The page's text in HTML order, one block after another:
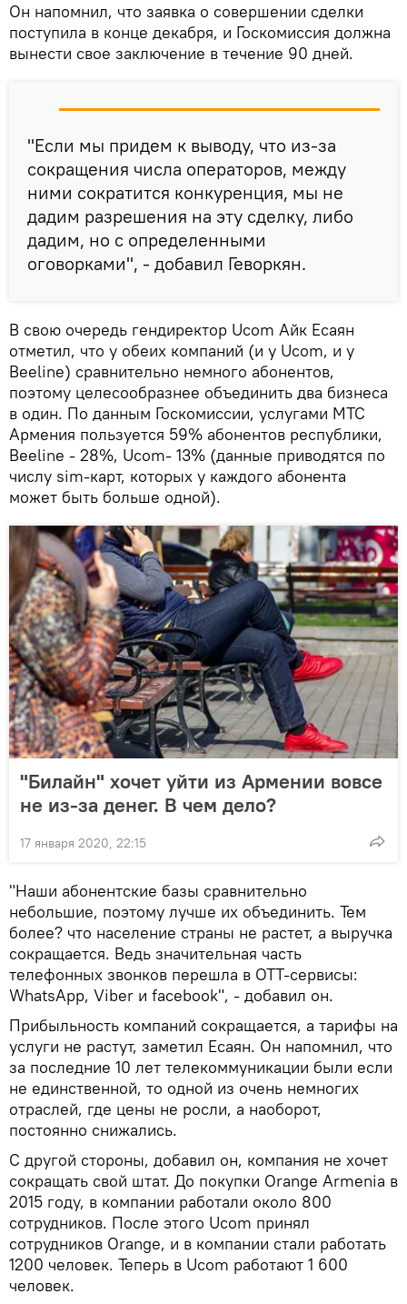
Он напомнил, что заявка о совершении сделки
поступила в конце декабря, и Госкомиссия должна
вынести свое заключение в течение 90 дней.
"Если мы придем к выводу, что из-за
сокращения числа операторов, между
ними сократится конкуренция, мы не
дадим разрешения на эту сделку, либо
дадим, но с определенными
оговорками", - добавил Геворкян.
В свою очередь гендиректор Ucom Айк Есаян
отметил, что у обеих компаний (и у Ucom, и у
Beeline) сравнительно немного абонентов,
поэтому целесообразнее объединить два бизнеса
в один. По данным Госкомиссии, услугами МТС
Армения пользуется 59% абонентов республики,
Beeline - 28%, Ucom- 13% (данные приводятся по
числу sim-карт, которых у каждого абонента
может быть больше одной).
"Билайн" хочет уйти из Армении вовсе
не из-за денег. В чем дело?
17 января 2020, 22:15
"Наши абонентские базы сравнительно
небольшие, поэтому лучше их объединить. Тем
более? что население страны не растет, а выручка
сокращается. Ведь значительная часть
телефонных звонков перешла в OTT-сервисы:
WhatsApp, Viber и facebook", - добавил он.
Прибыльность компаний сокращается, а тарифы на
услуги не растут, заметил Есаян. Он напомнил, что
за последние 10 лет телекоммуникации были если
не единственной, то одной из очень немногих
отраслей, где цены не росли, а наоборот,
постоянно снижались.
С другой стороны, добавил он, компания не хочет
сокращать свой штат. До покупки Orange Armenia в
2015 году, в компании работали около 800
сотрудников. После этого Ucom принял
сотрудников Orange, и в компании стали работать
1200 человек. Теперь в Ucom работают 1 600
человек.